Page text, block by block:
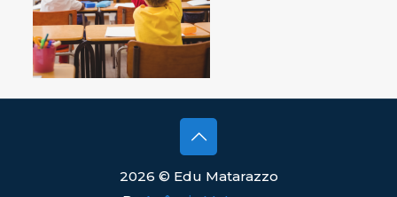
2026 © Edu Matarazzo